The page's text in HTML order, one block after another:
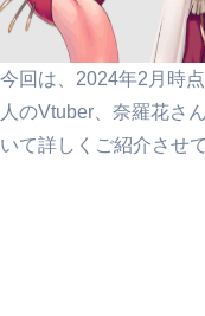
今回は、2024年2月時
人のVtuber、奈羅花さ
いて詳しくご紹介させ